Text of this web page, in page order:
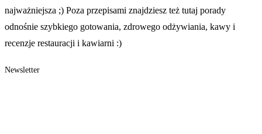
najważniejsza ;) Poza przepisami znajdziesz też tutaj porady
odnośnie szybkiego gotowania, zdrowego odżywiania, kawy i
recenzje restauracji i kawiarni :)
Newsletter